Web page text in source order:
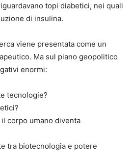
topi diabetici, nei quali
di insulina.
viene presentata come un
Ma sul piano geopolitico
enormi:
tecnologie?
corpo umano diventa
tra biotecnologia e potere